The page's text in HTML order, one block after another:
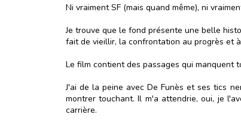
Ni vraiment SF (mais quand même), ni
Je trouve que le fond présente une belle
fait de vieillir, la confrontation au progrès et
Le film contient des passages qui manquent
J'ai de la peine avec De Funès et ses tics
montrer touchant. Il m'a attendrie, oui, je
carrière.